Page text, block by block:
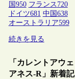
国 950 フランス 720
ドイツ681 中国 638
オーストラリア599
続きを見る
「カレントアウェ
アネス-R」新着記